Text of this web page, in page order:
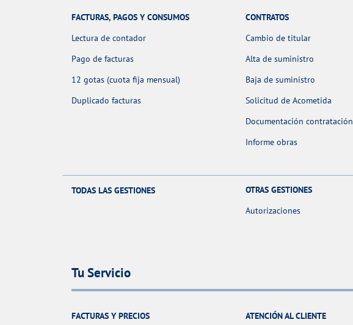
FACTURAS, PAGOS Y CONSUMOS
Lectura de contador
Pago de facturas
12 gotas (cuota fija mensual)
Duplicado facturas
CONTRATOS
Cambio de titular
Alta de suministro
Baja de suministro
Solicitud de Acometida
Documentación contratación
Informe obras
TODAS LAS GESTIONES
OTRAS GESTIONES
Autorizaciones
Tu Servicio
FACTURAS Y PRECIOS
ATENCIÓN AL CLIENTE